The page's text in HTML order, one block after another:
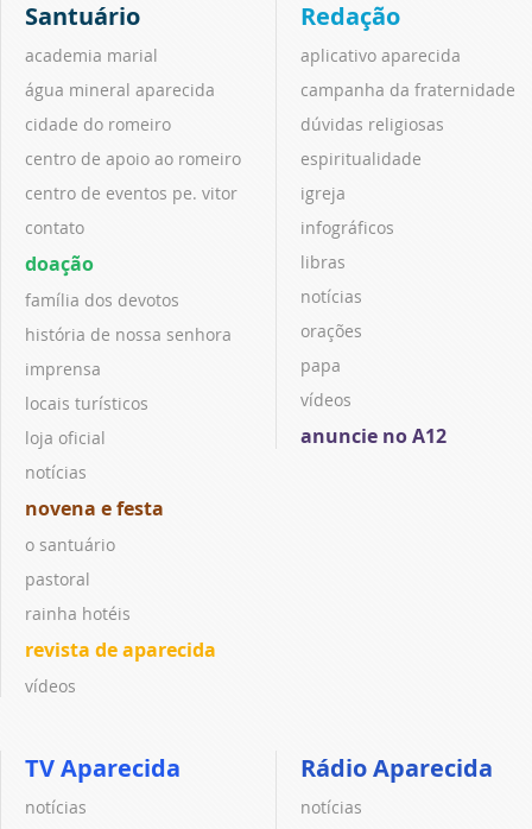
Santuário
academia marial
água mineral aparecida
cidade do romeiro
centro de apoio ao romeiro
centro de eventos pe. vitor
contato
doação
família dos devotos
história de nossa senhora
imprensa
locais turísticos
loja oficial
notícias
novena e festa
o santuário
pastoral
rainha hotéis
revista de aparecida
vídeos
Redação
aplicativo aparecida
campanha da fraternidade
dúvidas religiosas
espiritualidade
igreja
infográficos
libras
notícias
orações
papa
vídeos
anuncie no A12
TV Aparecida
notícias
Rádio Aparecida
notícias